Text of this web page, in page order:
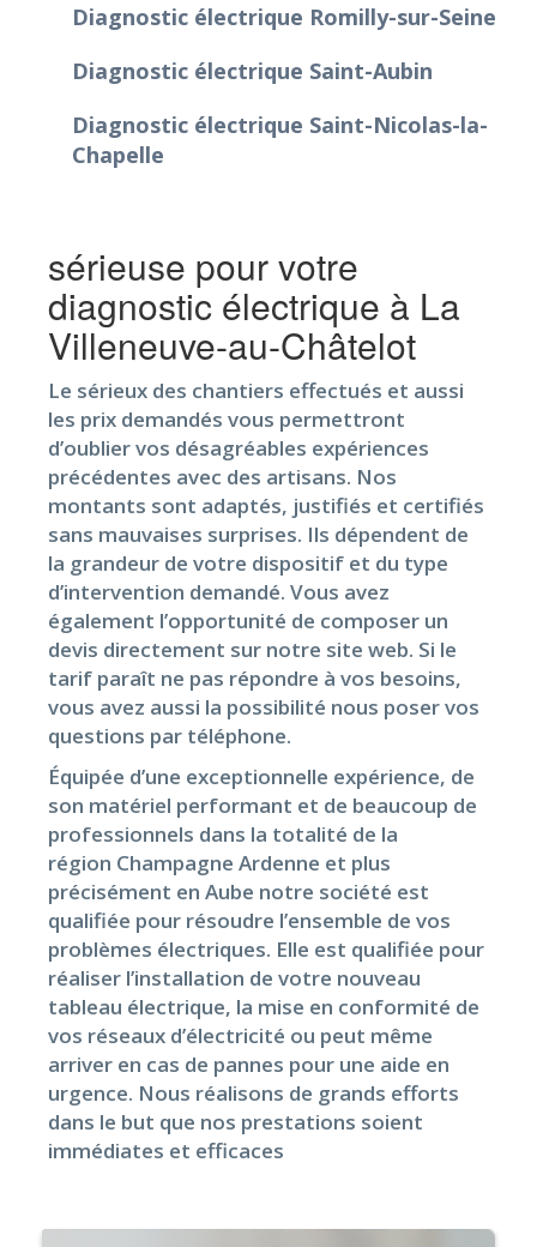
Diagnostic électrique Romilly-sur-Seine
Diagnostic électrique Saint-Aubin
Diagnostic électrique Saint-Nicolas-la-
Chapelle
sérieuse pour votre
diagnostic électrique à La
Villeneuve-au-Châtelot
Le sérieux des chantiers effectués et aussi
les prix demandés vous permettront
d’oublier vos désagréables expériences
précédentes avec des artisans. Nos
montants sont adaptés, justifiés et certifiés
sans mauvaises surprises. Ils dépendent de
la grandeur de votre dispositif et du type
d’intervention demandé. Vous avez
également l’opportunité de composer un
devis directement sur notre site web. Si le
tarif paraît ne pas répondre à vos besoins,
vous avez aussi la possibilité nous poser vos
questions par téléphone.
Équipée d’une exceptionnelle expérience, de
son matériel performant et de beaucoup de
professionnels dans la totalité de la
région Champagne Ardenne et plus
précisément en Aube notre société est
qualifiée pour résoudre l’ensemble de vos
problèmes électriques. Elle est qualifiée pour
réaliser l’installation de votre nouveau
tableau électrique, la mise en conformité de
vos réseaux d’électricité ou peut même
arriver en cas de pannes pour une aide en
urgence. Nous réalisons de grands efforts
dans le but que nos prestations soient
immédiates et efficaces